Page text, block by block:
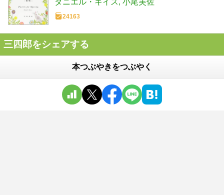
ダニエル・キイス 小尾芙佐
24163
三四郎をシェアする
本つぶやきをつぶやく